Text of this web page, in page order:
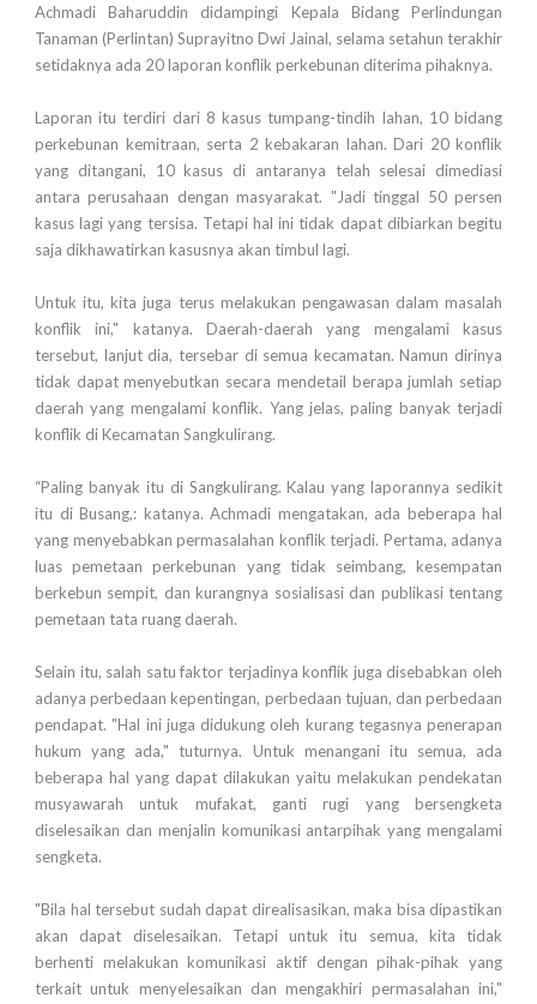
Achmadi Baharuddin didampingi Kepala Bidang Perlindungan
Tanaman (Perlintan) Suprayitno Dwi Jainal, selama setahun terakhir
setidaknya ada 20 laporan konflik perkebunan diterima pihaknya.
Laporan itu terdiri dari 8 kasus tumpang-tindih lahan, 10 bidang
perkebunan kemitraan, serta 2 kebakaran lahan. Dari 20 konflik
yang ditangani, 10 kasus di antaranya telah selesai dimediasi
antara perusahaan dengan masyarakat. "Jadi tinggal 50 persen
kasus lagi yang tersisa. Tetapi hal ini tidak dapat dibiarkan begitu
saja dikhawatirkan kasusnya akan timbul lagi.
Untuk itu, kita juga terus melakukan pengawasan dalam masalah
konflik ini," katanya. Daerah-daerah yang mengalami kasus
tersebut, lanjut dia, tersebar di semua kecamatan. Namun dirinya
tidak dapat menyebutkan secara mendetail berapa jumlah setiap
daerah yang mengalami konflik. Yang jelas, paling banyak terjadi
konflik di Kecamatan Sangkulirang.
“Paling banyak itu di Sangkulirang. Kalau yang laporannya sedikit
itu di Busang,: katanya. Achmadi mengatakan, ada beberapa hal
yang menyebabkan permasalahan konflik terjadi. Pertama, adanya
luas pemetaan perkebunan yang tidak seimbang, kesempatan
berkebun sempit, dan kurangnya sosialisasi dan publikasi tentang
pemetaan tata ruang daerah.
Selain itu, salah satu faktor terjadinya konflik juga disebabkan oleh
adanya perbedaan kepentingan, perbedaan tujuan, dan perbedaan
pendapat. "Hal ini juga didukung oleh kurang tegasnya penerapan
hukum yang ada," tuturnya. Untuk menangani itu semua, ada
beberapa hal yang dapat dilakukan yaitu melakukan pendekatan
musyawarah untuk mufakat, ganti rugi yang bersengketa
diselesaikan dan menjalin komunikasi antarpihak yang mengalami
sengketa.
"Bila hal tersebut sudah dapat direalisasikan, maka bisa dipastikan
akan dapat diselesaikan. Tetapi untuk itu semua, kita tidak
berhenti melakukan komunikasi aktif dengan pihak-pihak yang
terkait untuk menyelesaikan dan mengakhiri permasalahan ini,"